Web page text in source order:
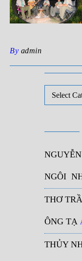
By admin
NGÔI
THƠ
ÔNG TẠ
THỦY